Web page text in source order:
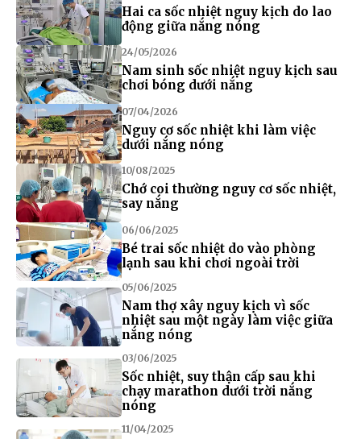
Hai ca sốc nhiệt nguy kịch do lao
động giữa nắng nóng
24/05/2026
Nam sinh sốc nhiệt nguy kịch sau
chơi bóng dưới nắng
07/04/2026
Nguy cơ sốc nhiệt khi làm việc
dưới nắng nóng
10/08/2025
Chớ coi thường nguy cơ sốc nhiệt,
say nắng
06/06/2025
Bé trai sốc nhiệt do vào phòng
lạnh sau khi chơi ngoài trời
05/06/2025
Nam thợ xây nguy kịch vì sốc
nhiệt sau một ngày làm việc giữa
nắng nóng
03/06/2025
Sốc nhiệt, suy thận cấp sau khi
chạy marathon dưới trời nắng
nóng
11/04/2025